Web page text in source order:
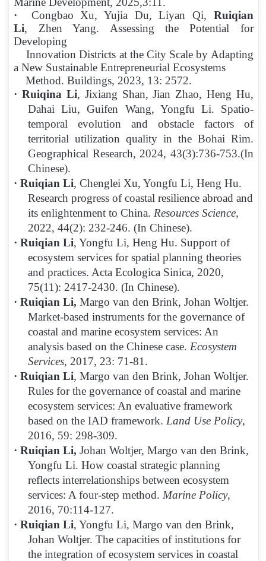
· Congbao Xu, Yujia Du, Liyan Qi, Ruiqian
Li, Zhen Yang. Assessing the Potential for
Developing
Innovation Districts atthe City Scale by Adapting
a New Sustainable Entrepreneurial Ecosystems
Method. Buildings, 2023, 13: 2572.
·Ruiqina Li, Jixiang Shan, Jian Zhao, Heng Hu,
Dahai Liu, Guifen Wang, Yongfu Li. Spatio-
temporal evolution and obstacle factors of
territorial utilization quality in the Bohai Rim.
Geographical Research, 2024, 43(3):736-753.(In
Chinese).
·Ruiqian Li, Chenglei Xu, Yongfu Li, Heng Hu.
Research progress of coastal resilience abroad and
its enlightenment to China. Resources Science,
2022, 44(2): 232-246. (In Chinese).
·Ruiqian Li, Yongfu Li, Heng Hu. Support of
ecosystem services for spatial planning theories
and practices. Acta Ecologica Sinica, 2020,
75(11): 2417-2430. (In Chinese).
·Ruiqian Li, Margo van den Brink, Johan Woltjer.
Market-based instruments for the governance of
coastal and marine ecosystem services: An
analysis based on the Chinese case. Ecosystem
Services, 2017, 23: 71-81.
·Ruiqian Li, Margo van den Brink, Johan Woltjer.
Rules for the governance of coastal and marine
ecosystem services: An evaluative framework
based on the IAD framework. Land Use Policy,
2016, 59: 298-309.
·Ruiqian Li, Johan Woltjer, Margo van den Brink,
Yongfu Li. How coastal strategic planning
reflects interrelationships between ecosystem
services: A four-step method. Marine Policy,
2016, 70:114-127.
·Ruiqian Li, Yongfu Li, Margo van den Brink,
Johan Woltjer. The capacities of institutions for
the integration of ecosystem services in coastal